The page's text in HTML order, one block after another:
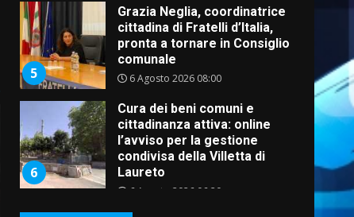
5
Grazia Neglia, coordinatrice
cittadina di Fratelli d’Italia,
pronta a tornare in Consiglio
comunale
6 Agosto 2026 08:00
6
Cura dei beni comuni e
cittadinanza attiva: online
l’avviso per la gestione
condivisa della Villetta di
Laureto
6 Agosto 2026 06:20